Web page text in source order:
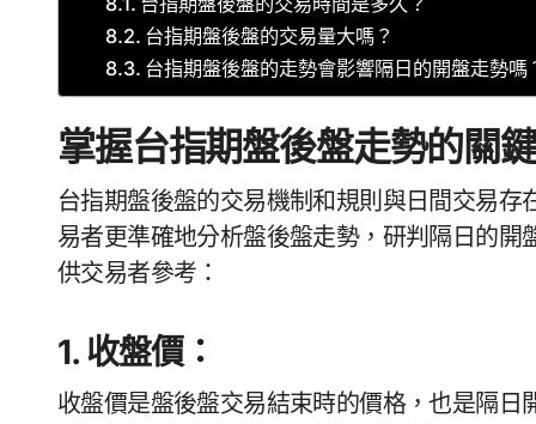
台指期盤後盤的交易量大嗎？
台指期盤後盤的走勢會影響隔日的開盤走勢嗎
掌握台指期盤後盤走勢的關
台指期盤後盤的交易機制和規則與日間交易
易者更準確地分析盤後盤走勢，研判隔日的開
供交易者參考：
1. 收盤價：
收盤價是盤後盤交易結束時的價格，也是隔